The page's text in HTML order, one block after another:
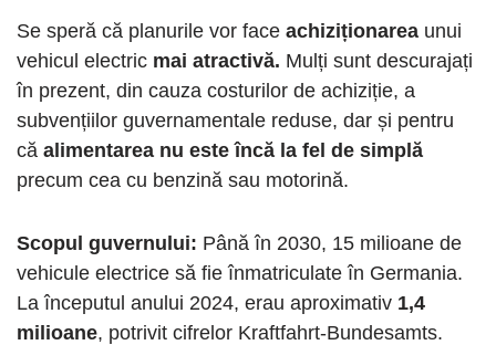
Se speră că planurile vor face achiziționarea unui
vehicul electric mai atractivă. Mulți sunt descurajați
în prezent, din cauza costurilor de achiziție, a
subvențiilor guvernamentale reduse, dar și pentru
că alimentarea nu este încă la fel de simplă
precum cea cu benzină sau motorină.
Scopul guvernului: Până în 2030, 15 milioane de
vehicule electrice să fie înmatriculate în Germania.
La începutul anului 2024, erau aproximativ 1,4
milioane, potrivit cifrelor Kraftfahrt-Bundesamts.